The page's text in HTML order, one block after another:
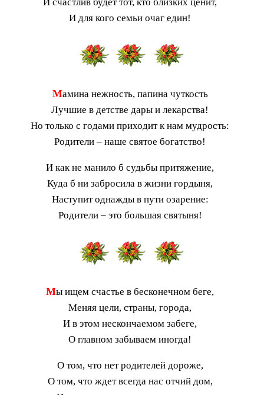
И для кого семьи очаг един!
Мамина нежность, папина чуткость
Лучшие в детстве дары и лекарства!
Но только с годами приходит к нам мудрость:
Родители – наше святое богатство!
И как не манило б судьбы притяжение,
Куда б ни забросила в жизни гордыня,
Наступит однажды в пути озарение:
Родители – это большая святыня!
Мы ищем счастье в бесконечном беге,
Меняя цели, страны, города,
И в этом нескончаемом забеге,
О главном забываем иногда!
О том, что нет родителей дороже,
О том, что ждет всегда нас отчий дом,